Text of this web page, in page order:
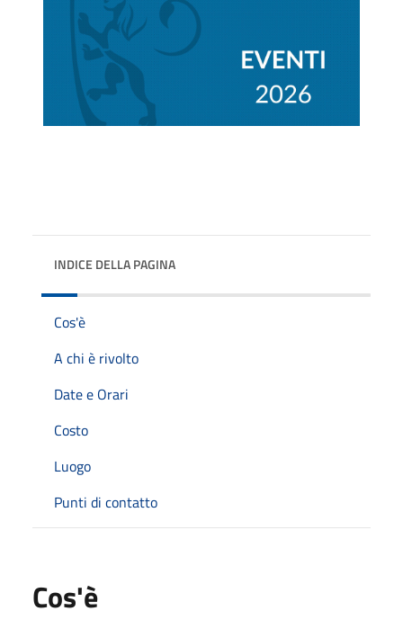
INDICE DELLA PAGINA
Cos'è
A chi è rivolto
Date e Orari
Costo
Luogo
Punti di contatto
Cos'è